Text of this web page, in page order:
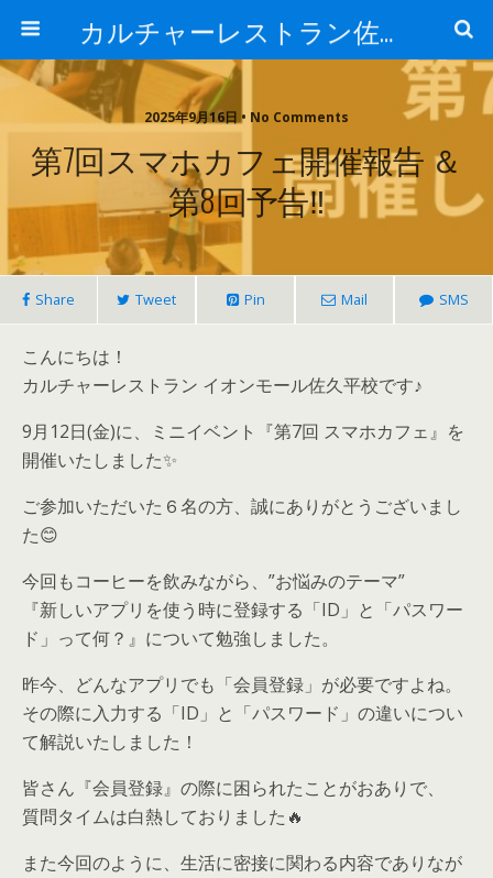
カルチャーレストラン佐久平校
2025年9月16日 • No Comments
第7回スマホカフェ開催報告 ＆
第8回予告‼
Share Tweet Pin Mail SMS
こんにちは！
カルチャーレストラン イオンモール佐久平校です♪
9月12日(金)に、ミニイベント『第7回 スマホカフェ』を
開催いたしました✨
ご参加いただいた６名の方、誠にありがとうございまし
た😊
今回もコーヒーを飲みながら、”お悩みのテーマ”
『新しいアプリを使う時に登録する「ID」と「パスワー
ド」って何？』について勉強しました。
昨今、どんなアプリでも「会員登録」が必要ですよね。
その際に入力する「ID」と「パスワード」の違いについ
て解説いたしました！
皆さん『会員登録』の際に困られたことがおありで、
質問タイムは白熱しておりました🔥
また今回のように、生活に密接に関わる内容でありなが